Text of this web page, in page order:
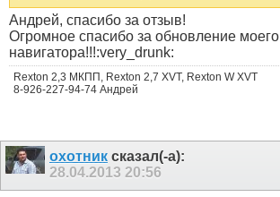
Андрей, спасибо за отзыв!
Огромное спасибо за обновление моего
навигатора!!!:very_drunk:
Rexton 2,3 МКПП, Rexton 2,7 XVT, Rexton W XVT
8-926-227-94-74 Андрей
охотник сказал(-а):
28.04.2013 20:56